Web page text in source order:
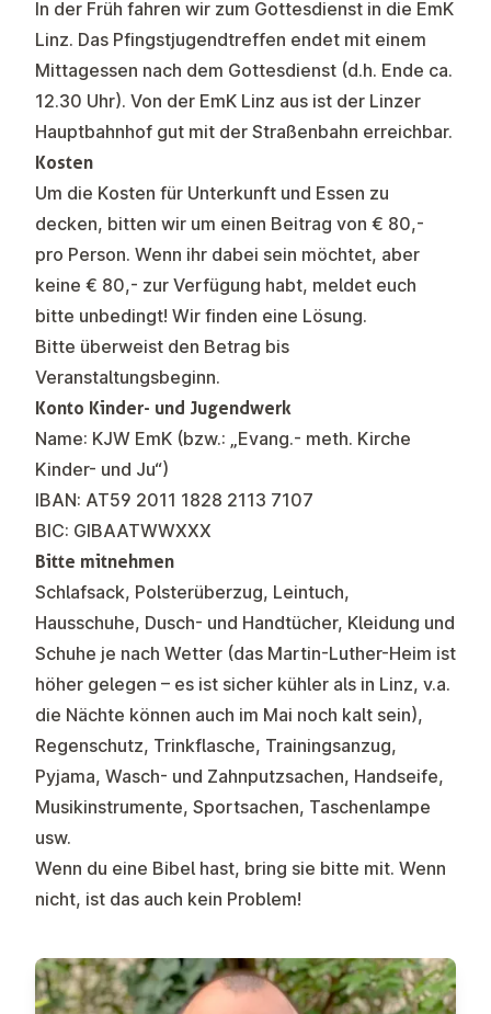
In der Früh fahren wir zum Gottesdienst in die EmK
Linz. Das Pfingstjugendtreffen endet mit einem
Mittagessen nach dem Gottesdienst (d.h. Ende ca.
12.30 Uhr). Von der EmK Linz aus ist der Linzer
Hauptbahnhof gut mit der Straßenbahn erreichbar.
Kosten
Um die Kosten für Unterkunft und Essen zu
decken, bitten wir um einen Beitrag von € 80,-
pro Person. Wenn ihr dabei sein möchtet, aber
keine € 80,- zur Verfügung habt, meldet euch
bitte unbedingt! Wir finden eine Lösung.
Bitte überweist den Betrag bis
Veranstaltungsbeginn.
Konto Kinder- und Jugendwerk
Name: KJW EmK (bzw.: „Evang.- meth. Kirche
Kinder- und Ju“)
IBAN: AT59 2011 1828 2113 7107
BIC: GIBAATWWXXX
Bitte mitnehmen
Schlafsack, Polsterüberzug, Leintuch,
Hausschuhe, Dusch- und Handtücher, Kleidung und
Schuhe je nach Wetter (das Martin-Luther-Heim ist
höher gelegen – es ist sicher kühler als in Linz, v.a.
die Nächte können auch im Mai noch kalt sein),
Regenschutz, Trinkflasche, Trainingsanzug,
Pyjama, Wasch- und Zahnputzsachen, Handseife,
Musikinstrumente, Sportsachen, Taschenlampe
usw.
Wenn du eine Bibel hast, bring sie bitte mit. Wenn
nicht, ist das auch kein Problem!